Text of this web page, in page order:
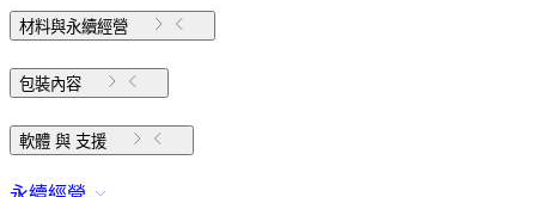
材料與永續經營
包裝內容
軟體 與 支援